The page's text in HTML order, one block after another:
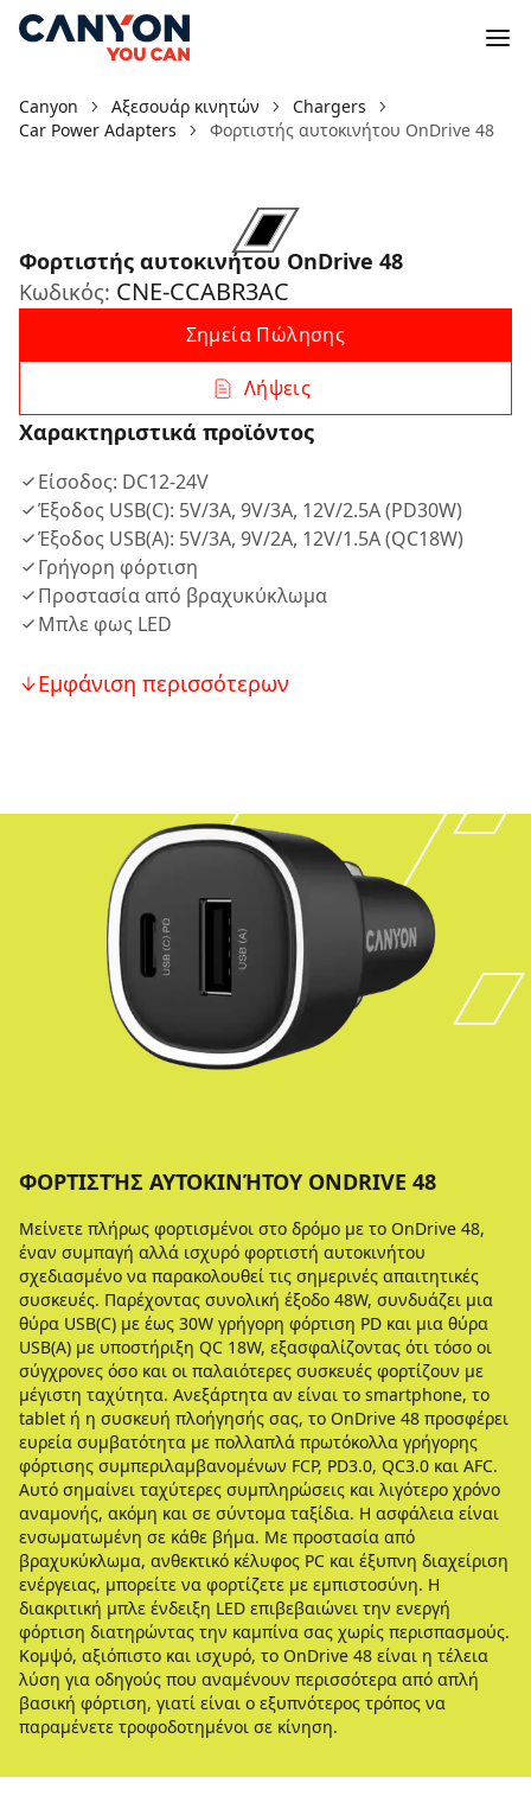
Canyon Αξεσουάρ κινητών
Chargers
Car Power Adapters
Φορτιστής αυτοκινήτου OnDrive 48
Φορτιστής αυτοκινήτου OnDrive 48
Κωδικός: CNE-CCABR3AC
Σημεία Πώλησης
Λήψεις
Χαρακτηριστικά προϊόντος
Είσοδος: DC12-24V
Έξοδος USB(C): 5V/3A, 9V/3A, 12V/2.5A (PD30W)
Έξοδος USB(A): 5V/3A, 9V/2A, 12V/1.5A (QC18W)
Γρήγορη φόρτιση
Προστασία από βραχυκύκλωμα
Μπλε φως LED
Εμφάνιση περισσότερων
ΦΟΡΤΙΣΤΉΣ ΑΥΤΟΚΙΝΉΤΟΥ ONDRIVE 48
Μείνετε πλήρως φορτισμένοι στο δρόμο με το OnDrive 48,
έναν συμπαγή αλλά ισχυρό φορτιστή αυτοκινήτου
σχεδιασμένο να παρακολουθεί τις σημερινές απαιτητικές
συσκευές. Παρέχοντας συνολική έξοδο 48W, συνδυάζει μια
θύρα USB(C) με έως 30W γρήγορη φόρτιση PD και μια θύρα
USB(A) με υποστήριξη QC 18W, εξασφαλίζοντας ότι τόσο οι
σύγχρονες όσο και οι παλαιότερες συσκευές φορτίζουν με
μέγιστη ταχύτητα. Ανεξάρτητα αν είναι το smartphone, το
tablet ή η συσκευή πλοήγησής σας, το OnDrive 48 προσφέρει
ευρεία συμβατότητα με πολλαπλά πρωτόκολλα γρήγορης
φόρτισης συμπεριλαμβανομένων FCP, PD3.0, QC3.0 και AFC.
Αυτό σημαίνει ταχύτερες συμπληρώσεις και λιγότερο χρόνο
αναμονής, ακόμη και σε σύντομα ταξίδια. Η ασφάλεια είναι
ενσωματωμένη σε κάθε βήμα. Με προστασία από
βραχυκύκλωμα, ανθεκτικό κέλυφος PC και έξυπνη διαχείριση
ενέργειας, μπορείτε να φορτίζετε με εμπιστοσύνη. Η
διακριτική μπλε ένδειξη LED επιβεβαιώνει την ενεργή
φόρτιση διατηρώντας την καμπίνα σας χωρίς περισπασμούς.
Κομψό, αξιόπιστο και ισχυρό, το OnDrive 48 είναι η τέλεια
λύση για οδηγούς που αναμένουν περισσότερα από απλή
βασική φόρτιση, γιατί είναι ο εξυπνότερος τρόπος να
παραμένετε τροφοδοτημένοι σε κίνηση.